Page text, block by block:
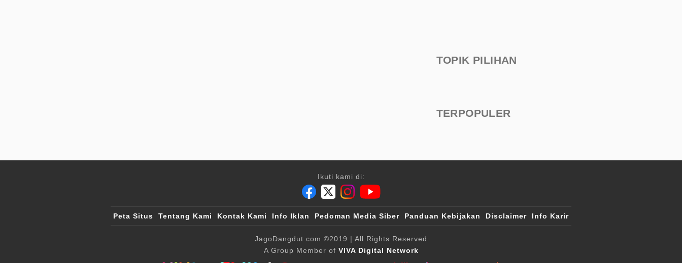
TOPIK PILIHAN
TERPOPULER
Ikuti kami di:
Peta Situs Tentang Kami Kontak Kami Info Iklan Pedoman Media Siber Panduan Kebijakan Disclaimer Info Karir
JagoDangdut.com ©2019 | All Rights Reserved
A Group Member of VIVA Digital Network